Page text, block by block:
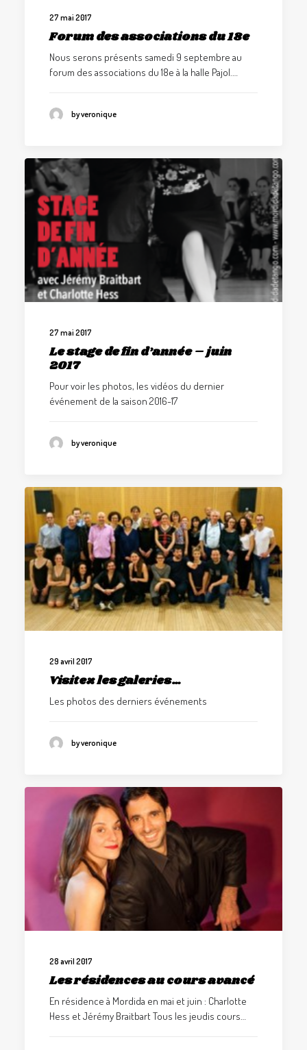
27 mai 2017
Forum des associations du 18e
Nous serons présents samedi 9 septembre au
forum des associations du 18e à la halle Pajol.…
by veronique
27 mai 2017
Le stage de fin d’année – juin
2017
Pour voir les photos, les vidéos du dernier
événement de la saison 2016-17
by veronique
29 avril 2017
Visitez les galeries…
Les photos des derniers événements
by veronique
28 avril 2017
Les résidences au cours avancé
En résidence à Mordida en mai et juin : Charlotte
Hess et Jérémy Braitbart Tous les jeudis cours…